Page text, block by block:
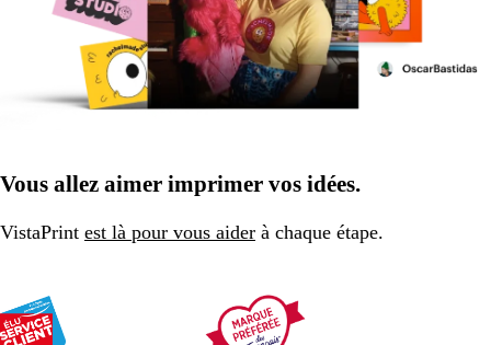
Vous allez aimer imprimer vos idées.
VistaPrint est là pour vous aider à chaque étape.